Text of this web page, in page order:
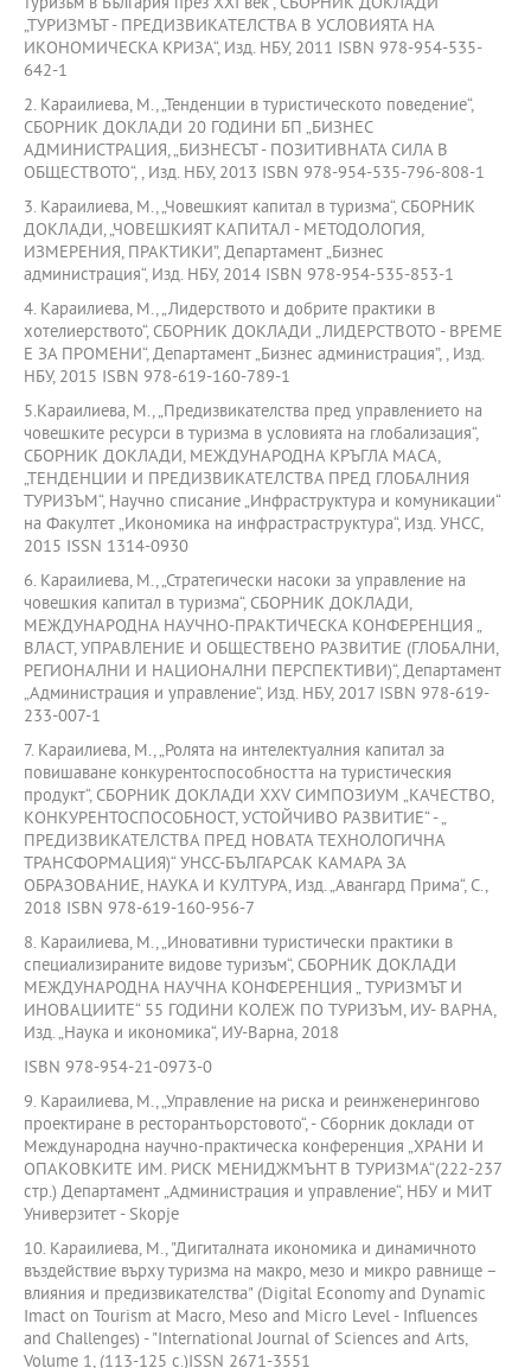
„ТУРИЗМЪТ - ПРЕДИЗВИКАТЕЛСТВА В УСЛОВИЯТА НА
ИКОНОМИЧЕСКА КРИЗА“, Изд. НБУ, 2011 ISBN 978-954-535-
642-1
2. Караилиева, М., „Тенденции в туристическото поведение“,
СБОРНИК ДОКЛАДИ 20 ГОДИНИ БП „БИЗНЕС
АДМИНИСТРАЦИЯ, „БИЗНЕСЪТ - ПОЗИТИВНАТА СИЛА В
ОБЩЕСТВОТО“, , Изд. НБУ, 2013 ISBN 978-954-535-796-808-1
3. Караилиева, М., „Човешкият капитал в туризма“, СБОРНИК
ДОКЛАДИ, „ЧОВЕШКИЯТ КАПИТАЛ - МЕТОДОЛОГИЯ,
ИЗМЕРЕНИЯ, ПРАКТИКИ”, Департамент „Бизнес
администрация“, Изд. НБУ, 2014 ISBN 978-954-535-853-1
4. Караилиева, М., „Лидерството и добрите практики в
хотелиерството“, СБОРНИК ДОКЛАДИ „ЛИДЕРСТВОТО - ВРЕМЕ
Е ЗА ПРОМЕНИ“, Департамент „Бизнес администрация”, , Изд.
НБУ, 2015 ISBN 978-619-160-789-1
5.Караилиева, М., „Предизвикателства пред управлението на
човешките ресурси в туризма в условията на глобализация“,
СБОРНИК ДОКЛАДИ, МЕЖДУНАРОДНА КРЪГЛА МАСА,
„ТЕНДЕНЦИИ И ПРЕДИЗВИКАТЕЛСТВА ПРЕД ГЛОБАЛНИЯ
ТУРИЗЪМ“, Научно списание „Инфраструктура и комуникации“
на Факултет „Икономика на инфрастраструктура“, Изд. УНСС,
2015 ISSN 1314-0930
6. Караилиева, М., „Стратегически насоки за управление на
човешкия капитал в туризма“, СБОРНИК ДОКЛАДИ,
МЕЖДУНАРОДНА НАУЧНО-ПРАКТИЧЕСКА КОНФЕРЕНЦИЯ „
ВЛАСТ, УПРАВЛЕНИЕ И ОБЩЕСТВЕНО РАЗВИТИЕ (ГЛОБАЛНИ,
РЕГИОНАЛНИ И НАЦИОНАЛНИ ПЕРСПЕКТИВИ)“, Департамент
„Администрация и управление“, Изд. НБУ, 2017 ISBN 978-619-
233-007-1
7. Караилиева, М., „Ролята на интелектуалния капитал за
повишаване конкурентоспособността на туристическия
продукт“, СБОРНИК ДОКЛАДИ XXV СИМПОЗИУМ „КАЧЕСТВО,
КОНКУРЕНТОСПОСОБНОСТ, УСТОЙЧИВО РАЗВИТИЕ“ - „
ПРЕДИЗВИКАТЕЛСТВА ПРЕД НОВАТА ТЕХНОЛОГИЧНА
ТРАНСФОРМАЦИЯ)“ УНСС-БЪЛГАРСАК КАМАРА ЗА
ОБРАЗОВАНИЕ, НАУКА И КУЛТУРА, Изд. „Авангард Прима“, С.,
2018 ISBN 978-619-160-956-7
8. Караилиева, М., „Иновативни туристически практики в
специализираните видове туризъм“, СБОРНИК ДОКЛАДИ
МЕЖДУНАРОДНА НАУЧНА КОНФЕРЕНЦИЯ „ ТУРИЗМЪТ И
ИНОВАЦИИТЕ“ 55 ГОДИНИ КОЛЕЖ ПО ТУРИЗЪМ, ИУ- ВАРНА,
Изд. „Наука и икономика“, ИУ-Варна, 2018
ISBN 978-954-21-0973-0
9. Караилиева, М., „Управление на риска и реинженерингово
проектиране в ресторантьорстовото“, - Сборник доклади от
Международна научно-практическа конференция „ХРАНИ И
ОПАКОВКИТЕ ИМ. РИСК МЕНИДЖМЪНТ В ТУРИЗМА“(222-237
стр.) Департамент „Администрация и управление“, НБУ и МИТ
Универзитет - Skopje
10. Караилиева, М., "Дигиталната икономика и динамичното
въздействие върху туризма на макро, мезо и микро равнище –
влияния и предизвикателства" (Digital Economy and Dynamic
Imact on Tourism at Macro, Meso and Micro Level - Influences
and Challenges) - "International Journal of Sciences and Arts,
Volume 1, (113-125 с.)ISSN 2671-3551